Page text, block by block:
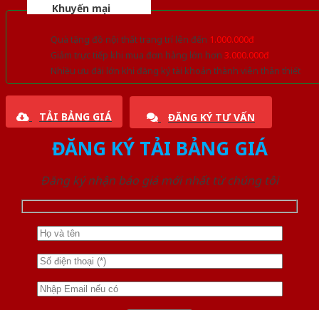
Khuyến mại
Quà tặng đồ nội thất trang trí lên đến 1.000.000đ
Giảm trực tiếp khi mua đơn hàng lớn hơn 3.000.000đ
Nhiều ưu đãi lớn khi đăng ký tài khoản thành viên thân thiết
TẢI BẢNG GIÁ ĐĂNG KÝ TƯ VẤN
ĐĂNG KÝ TẢI BẢNG GIÁ
Đăng ký nhận báo giá mới nhất từ chúng tôi